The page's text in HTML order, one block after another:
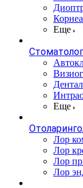
Еще
Еще
Лор
Лор
Лор
Лор